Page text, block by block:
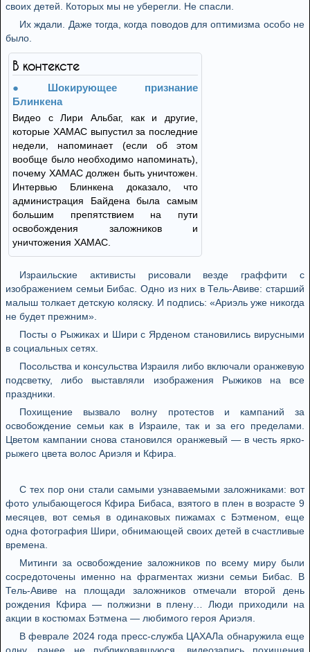
своих детей. Которых мы не уберегли. Не спасли.
Их ждали. Даже тогда, когда поводов для оптимизма особо не
было.
В контексте
Шокирующее признание
Блинкена
Видео с Лири Альбаг, как и другие,
которые ХАМАС выпустил за последние
недели, напоминает (если об этом
вообще было необходимо напоминать),
почему ХАМАС должен быть уничтожен.
Интервью Блинкена доказало, что
администрация Байдена была самым
большим препятствием на пути
освобождения заложников и
уничтожения ХАМАС.
Израильские активисты рисовали везде граффити с
изображением семьи Бибас. Одно из них в Тель-Авиве: старший
малыш толкает детскую коляску. И подпись: «Ариэль уже никогда
не будет прежним».
Посты о Рыжиках и Шири с Ярденом становились вирусными
в социальных сетях.
Посольства и консульства Израиля либо включали оранжевую
подсветку, либо выставляли изображения Рыжиков на все
праздники.
Похищение вызвало волну протестов и кампаний за
освобождение семьи как в Израиле, так и за его пределами.
Цветом кампании снова становился оранжевый — в честь ярко-
рыжего цвета волос Ариэля и Кфира.
С тех пор они стали самыми узнаваемыми заложниками: вот
фото улыбающегося Кфира Бибаса, взятого в плен в возрасте 9
месяцев, вот семья в одинаковых пижамах с Бэтменом, еще
одна фотография Шири, обнимающей своих детей в счастливые
времена.
Митинги за освобождение заложников по всему миру были
сосредоточены именно на фрагментах жизни семьи Бибас. В
Тель-Авиве на площади заложников отмечали второй день
рождения Кфира — полжизни в плену… Люди приходили на
акции в костюмах Бэтмена — любимого героя Ариэля.
В феврале 2024 года пресс-служба ЦАХАЛа обнаружила еще